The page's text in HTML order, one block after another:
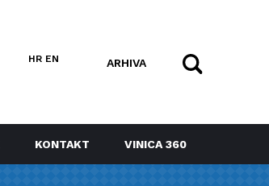
HR EN ARHIVA
KONTAKT VINICA 360